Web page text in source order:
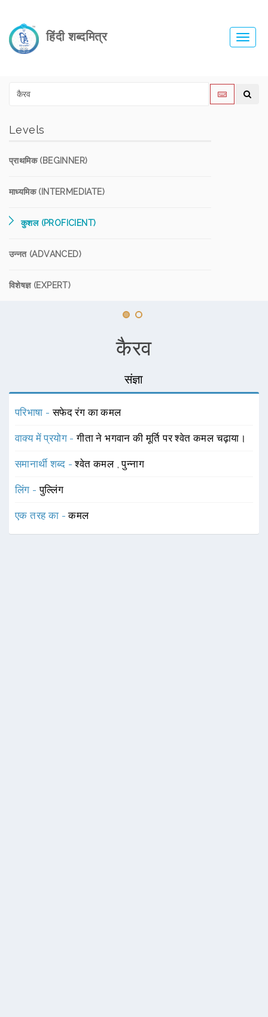
हिंदी शब्दमित्र
Levels
प्राथमिक (BEGINNER)
माध्यमिक (INTERMEDIATE)
कुशल (PROFICIENT)
उन्नत (ADVANCED)
विशेषज्ञ (EXPERT)
कैरव
संज्ञा
परिभाषा -सफेद रंग का कमल
वाक्य में प्रयोग -गीता ने भगवान की मूर्ति पर श्वेत कमल चढ़ाया।
समानार्थी शब्द -श्वेत कमल ,पुन्नाग
लिंग -पुल्लिंग
एक तरह का -कमल